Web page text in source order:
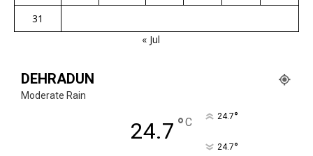
31
« Jul
DEHRADUN
Moderate Rain
24.7 °C 24.7°
24.7°